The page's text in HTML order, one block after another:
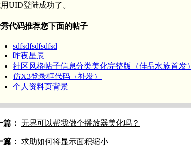
UID登陆成功了。
秀代码推荐您下面的帖子
sdfsdfsdfsdfsd
昨夜星辰
社区风格帖子信息分类美化完整版（佳品水族首发）
仿X3登录框代码（补发）
个人资料页背景
篇： 无界可以帮我做个播放器美化吗？
篇： 求助如何将显示面积缩小